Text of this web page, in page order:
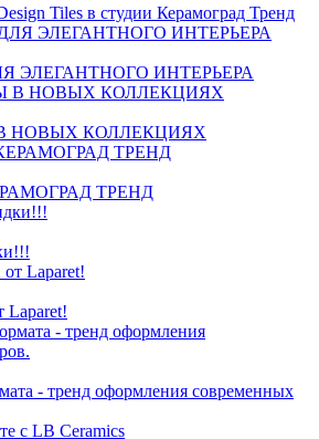
Tiles в студии Керамоград Тренд
ЭЛЕГАНТНОГО ИНТЕРЬЕРА
НОВЫХ КОЛЛЕКЦИЯХ
ТРЕНД
Laparet!
- тренд оформления современных